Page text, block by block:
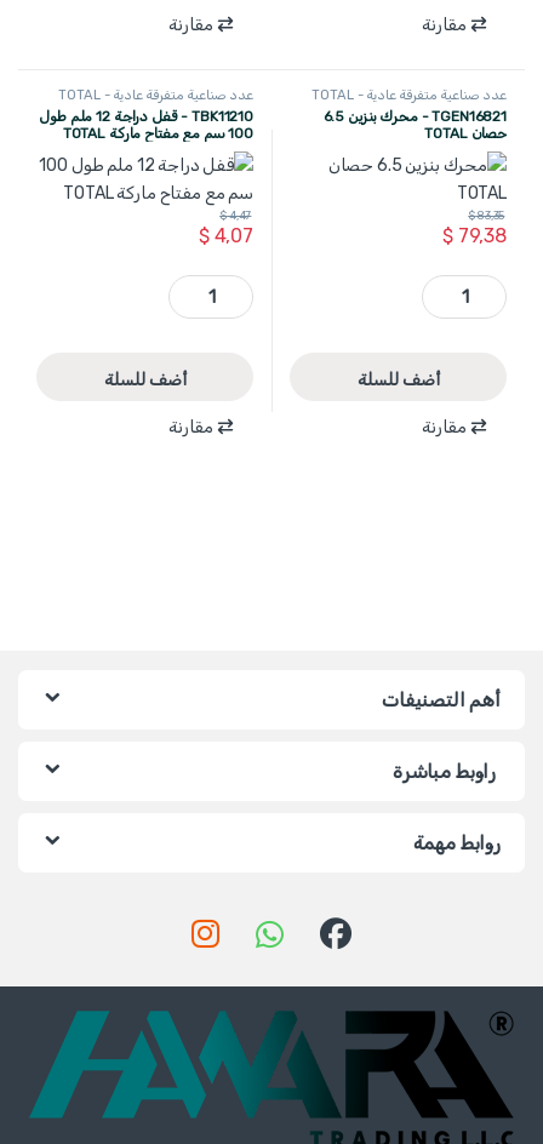
مقارنة مقارنة
عدد صناعية متفرقة عادية - TOTAL
TGEN16821 - محرك بنزين 6.5
حصان TOTAL
$79,38
$83,35
TGEN16821 - محرك بنزين 6.5 حصان TOTAL quantity
أضف للسلة
مقارنة
عدد صناعية متفرقة عادية - TOTAL
TBK11210 - قفل دراجة 12 ملم طول
100 سم مع مفتاح ماركة TOTAL
$4,07
$4,47
TBK11210 - قفل دراجة 12 ملم طول 100 سم مع مفتاح ماركة TOTAL quantity
أضف للسلة
مقارنة
أهم التصنيفات
راوبط مباشرة
روابط مهمة